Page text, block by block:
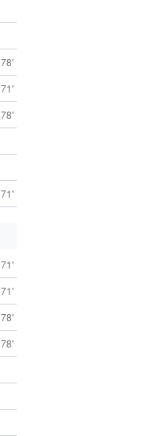
78'
71'
78'
71'
71'
71'
78'
78'